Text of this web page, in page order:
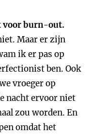
voor burn-out.
Maar er zijn
ik er pas op
ben. Ook
vroeger op
nacht ervoor niet
zou worden. En
omdat het